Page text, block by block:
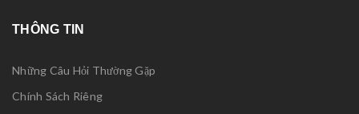
THÔNG TIN
Những Câu Hỏi Thường Gặp
Chính Sách Riêng